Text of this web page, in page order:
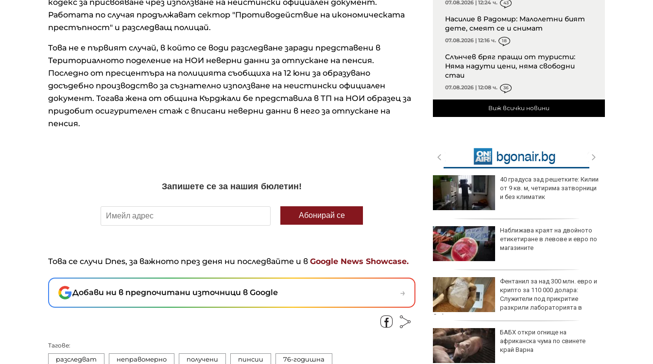
кодекс за присвояване чрез използване на неистински официален документ.
Работата по случая продължават сектор "Противодействие на икономическата
престъпност" и разследващ полицай.
Това не е първият случай, в който се води разследване заради представени в
Териториалното поделение на НОИ неверни данни за отпускане на пенсия.
Последно от пресцентъра на полицията съобщиха на 12 юни за образувано
досъдебно производство за съзнателно използване на неистински официален
документ. Тогава жена от община Кърджали бе представила в ТП на НОИ образец за
придобит осигурителен стаж с вписани неверни данни в него за отпускане на
пенсия.
Това се случи Dnes, за важното през деня ни последвайте и в Google News Showcase.
Добави ни в предпочитани източници в Google →
Тагове:
разследват неправомерно получени пинсии 76-годишна
07.08.2026 | 12:24 ч. 43
Насилие в Радомир: Малолетни бият
дете, смеят се и снимат
07.08.2026 | 12:16 ч. 18
Слънчев бряг пращи от туристи:
Няма надути цени, няма свободни
стаи
07.08.2026 | 12:08 ч. 36
Виж всички новини
данъци
Световните цени на храните се
повишават до тригодишен връх
40 градуса зад решетките: Килии
от 9 кв. м, четирима затворници
и без климатик
Наближава краят на двойното
етикетиране в левове и евро по
магазините
Фентанил за над 300 млн. евро и
крипто за 110 000 долара:
Служители под прикритие
разкрили лабораторията в
София
БАБХ откри огнище на
африканска чума по свинете
край Варна